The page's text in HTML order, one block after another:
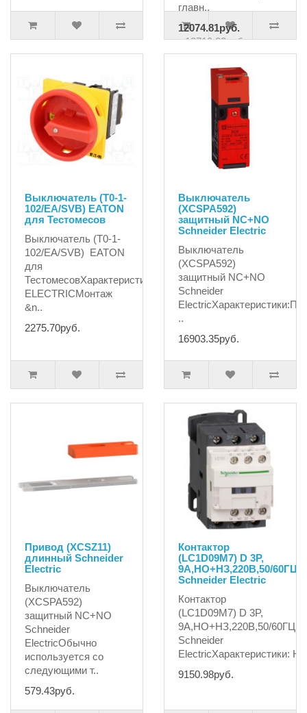
главн..
12074.81руб.
12710.33руб.
Выключатель (T0-1-
102/EA/SVB) EATON
для Тестомесов
Выключатель (T0-1-
102/EA/SVB) EATON
для
ТестомесовХарактеристики:EATON
ELECTRICМонтаж
&n..
2275.70руб.
Выключатель
(XCSPA592)
защитный NC+NO
Schneider Electric
Выключатель
(XCSPA592)
защитный NC+NO
Schneider
..
16903.35руб.
Привод (XCSZ11)
длинный Schneider
Electric
Выключатель
(XCSPA592)
защитный NC+NO
Schneider
ElectricОбычно
используется со
следующими т..
579.43руб.
Контактор
(LC1D09M7) D 3P,
9А,НО+НЗ,220B,50/60ГЦ
Schneider Electric
Контактор
(LC1D09M7) D 3P,
9А,НО+НЗ,220B,50/60ГЦ
Schneider
ElectricХарактеристики:
9150.98руб.